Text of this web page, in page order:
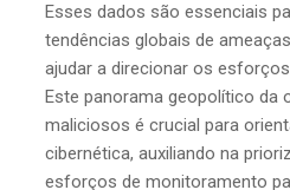
Esses dados são essenciais
tendências globais de
ajudar a direcionar os
Este panorama geopolítico da
maliciosos é crucial para
cibernética, auxiliando na
esforços de monitoramento